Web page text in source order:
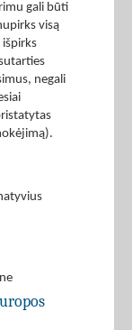
gali būti
visą
negali